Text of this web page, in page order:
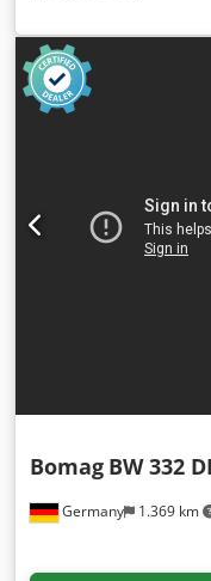
Germany 1.369 km
Bomag BW 332